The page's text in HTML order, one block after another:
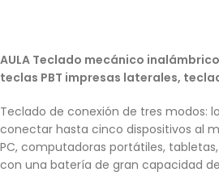
AULA Teclado mecánico
teclas PBT impresas laterales,
Teclado de conexión de tres modos:
conectar hasta cinco dispositivos al
PC, computadoras portátiles,
con una batería de gran capacidad